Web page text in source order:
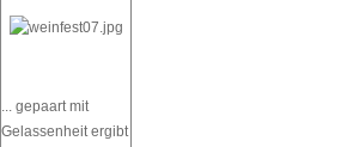
... gepaart mit
Gelassenheit ergibt